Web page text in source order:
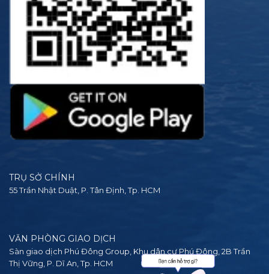
TRỤ SỞ CHÍNH
55 Trần Nhật Duật, P. Tân Định, Tp. HCM
VĂN PHÒNG GIAO DỊCH
Sàn giao dịch Phú Đông Group, Khu dân cư Phú Đông, 2B Trần
Thị Vững, P. Dĩ An, Tp. HCM